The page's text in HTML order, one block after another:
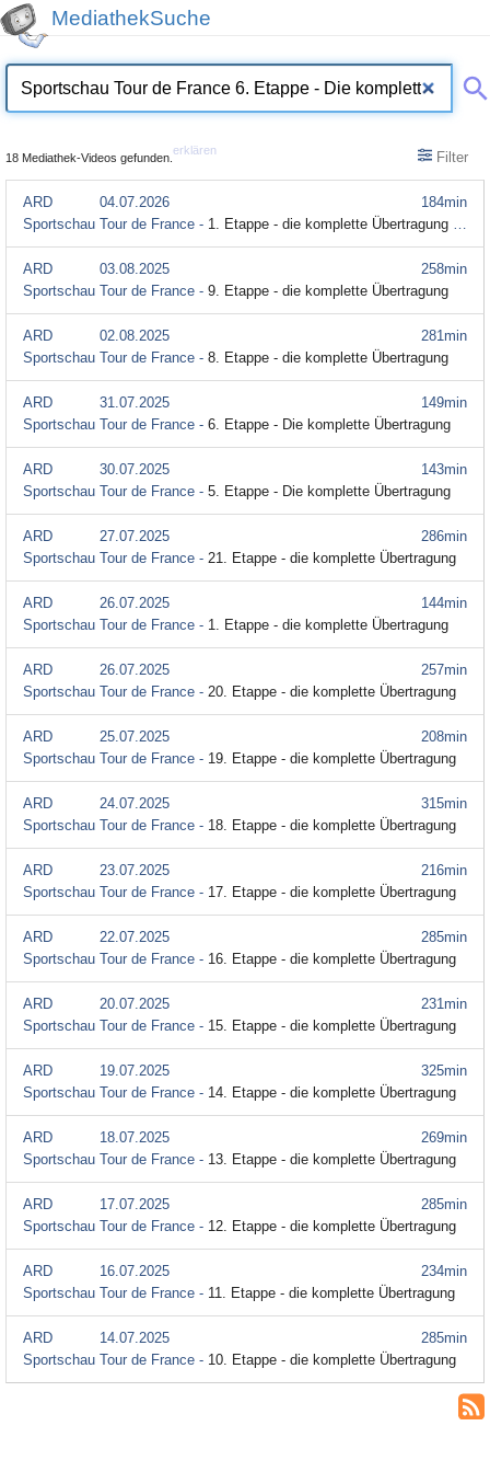
MediathekSuche
18 Mediathek-Videos gefunden.
erklären Filter
184min
ARD
04.07.2026
Sportschau Tour de France - 1. Etappe - die komplette Übertragung re-live
258min
ARD
03.08.2025
Sportschau Tour de France - 9. Etappe - die komplette Übertragung
281min
ARD
02.08.2025
Sportschau Tour de France - 8. Etappe - die komplette Übertragung
149min
ARD
31.07.2025
Sportschau Tour de France - 6. Etappe - Die komplette Übertragung
143min
ARD
30.07.2025
Sportschau Tour de France - 5. Etappe - Die komplette Übertragung
286min
ARD
27.07.2025
Sportschau Tour de France - 21. Etappe - die komplette Übertragung
144min
ARD
26.07.2025
Sportschau Tour de France - 1. Etappe - die komplette Übertragung
257min
ARD
26.07.2025
Sportschau Tour de France - 20. Etappe - die komplette Übertragung
208min
ARD
25.07.2025
Sportschau Tour de France - 19. Etappe - die komplette Übertragung
315min
ARD
24.07.2025
Sportschau Tour de France - 18. Etappe - die komplette Übertragung
216min
ARD
23.07.2025
Sportschau Tour de France - 17. Etappe - die komplette Übertragung
285min
ARD
22.07.2025
Sportschau Tour de France - 16. Etappe - die komplette Übertragung
231min
ARD
20.07.2025
Sportschau Tour de France - 15. Etappe - die komplette Übertragung
325min
ARD
19.07.2025
Sportschau Tour de France - 14. Etappe - die komplette Übertragung
269min
ARD
18.07.2025
Sportschau Tour de France - 13. Etappe - die komplette Übertragung
285min
ARD
17.07.2025
Sportschau Tour de France - 12. Etappe - die komplette Übertragung
234min
ARD
16.07.2025
Sportschau Tour de France - 11. Etappe - die komplette Übertragung
285min
ARD
14.07.2025
Sportschau Tour de France - 10. Etappe - die komplette Übertragung